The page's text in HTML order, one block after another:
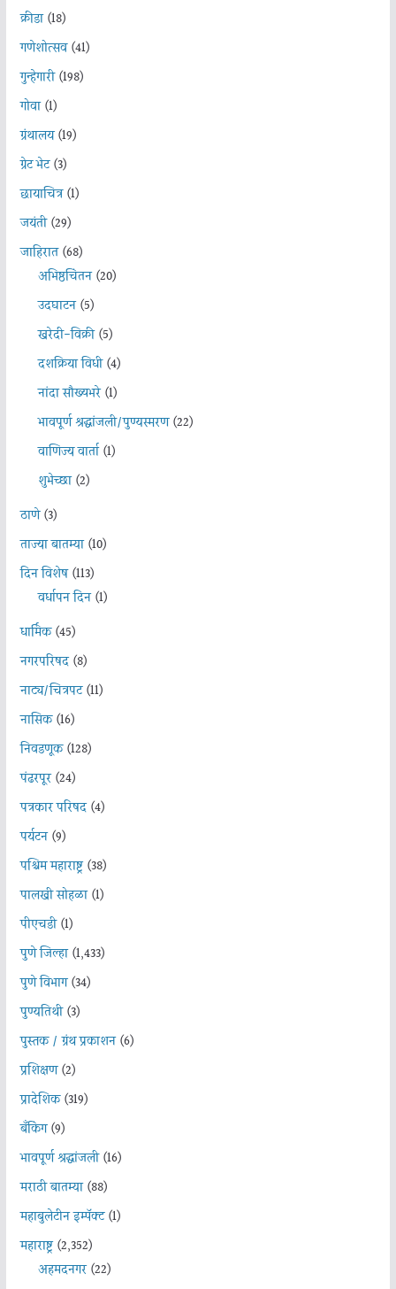
क्रीडा(18)
गणेशोत्सव(41)
गुन्हेगारी(198)
गोवा(1)
ग्रंथालय(19)
ग्रेट भेट(3)
छायाचित्र(1)
जयंती(29)
जाहिरात(68)
अभिष्ठचिंतन(20)
उदघाटन(5)
खरेदी-विक्री(5)
दशक्रिया विधी(4)
नांदा सौख्यभरे(1)
भावपूर्ण श्रद्धांजली/पुण्यस्मरण(22)
वाणिज्य वार्ता(1)
शुभेच्छा(2)
ठाणे(3)
ताज्या बातम्या(10)
दिन विशेष(113)
वर्धापन दिन(1)
धार्मिक(45)
नगरपरिषद(8)
नाट्य/चित्रपट(11)
नासिक(16)
निवडणूक(128)
पंढरपूर(24)
पत्रकार परिषद(4)
पर्यटन(9)
पश्चिम महाराष्ट्र(38)
पालखी सोहळा(1)
पीएचडी(1)
पुणे जिल्हा(1,433)
पुणे विभाग(34)
पुण्यतिथी(3)
पुस्तक / ग्रंथ प्रकाशन(6)
प्रशिक्षण(2)
प्रादेशिक(319)
बँकिंग(9)
भावपूर्ण श्रद्धांजली(16)
मराठी बातम्या(88)
महाबुलेटीन इम्पॅक्ट(1)
महाराष्ट्र(2,352)
अहमदनगर(22)